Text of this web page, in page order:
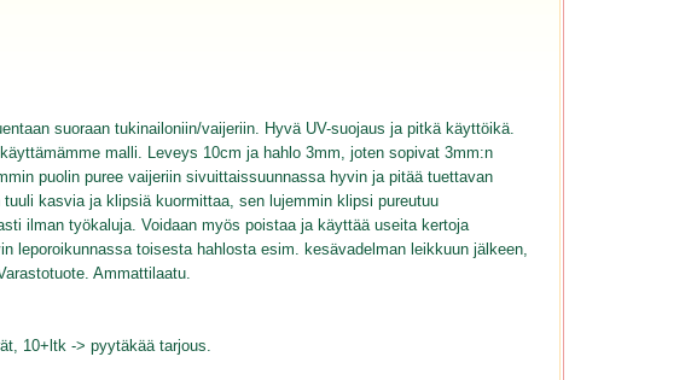
suoraan tukinailoniin/vaijeriin. Hyvä UV-suojaus ja pitkä käyttöikä.
malli. Leveys 10cm ja hahlo 3mm, joten sopivat 3mm:n
puolin puree vaijeriin sivuittaissuunnassa hyvin ja pitää tuettavan
kasvia ja klipsiä kuormittaa, sen lujemmin klipsi pureutuu
ilman työkaluja. Voidaan myös poistaa ja käyttää useita kertoja
leporoikunnassa toisesta hahlosta esim. kesävadelman leikkuun jälkeen,
Ammattilaatu.
10+ltk -> pyytäkää tarjous.